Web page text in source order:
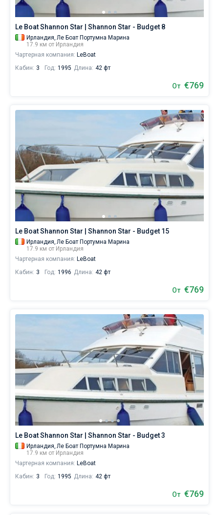
Le Boat Shannon Star | Shannon Star - Budget 8
Ирландия, Ле Боат Портумна Марина
17.9 км от Ирландия
Чартерная компания: LeBoat
Кабин: 3 Год: 1995 Длина: 42 фт
От €769
Le Boat Shannon Star | Shannon Star - Budget 15
Ирландия, Ле Боат Портумна Марина
17.9 км от Ирландия
Чартерная компания: LeBoat
Кабин: 3 Год: 1996 Длина: 42 фт
От €769
Le Boat Shannon Star | Shannon Star - Budget 3
Ирландия, Ле Боат Портумна Марина
17.9 км от Ирландия
Чартерная компания: LeBoat
Кабин: 3 Год: 1995 Длина: 42 фт
От €769